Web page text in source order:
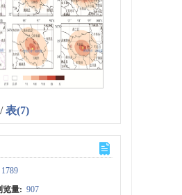
/表(7)
1789
览量: 907